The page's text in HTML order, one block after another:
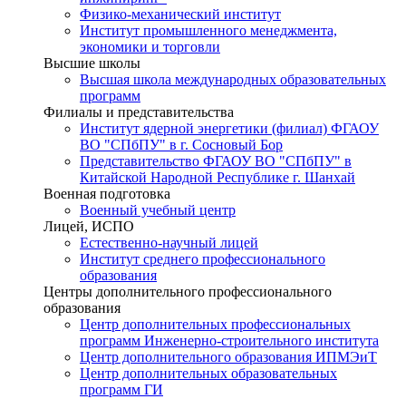
Физико-механический институт
Институт промышленного менеджмента,
экономики и торговли
Высшие школы
Высшая школа международных образовательных
программ
Филиалы и представительства
Институт ядерной энергетики (филиал) ФГАОУ
ВО "СПбПУ" в г. Сосновый Бор
Представительство ФГАОУ ВО "СПбПУ" в
Китайской Народной Республике г. Шанхай
Военная подготовка
Военный учебный центр
Лицей, ИСПО
Естественно-научный лицей
Институт среднего профессионального
образования
Центры дополнительного профессионального
образования
Центр дополнительных профессиональных
программ Инженерно-строительного института
Центр дополнительного образования ИПМЭиТ
Центр дополнительных образовательных
программ ГИ